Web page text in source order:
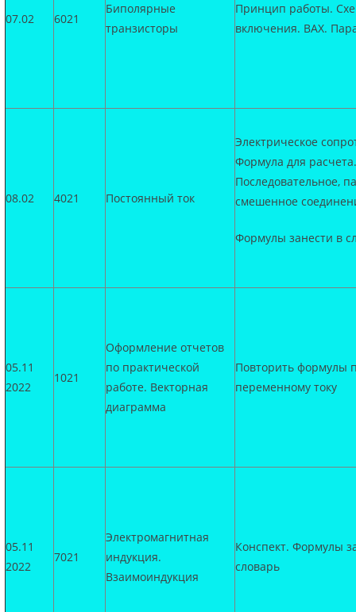
07.02 6021
Биполярные
транзисторы
Принцип работы.
включения. ВАХ.
08.02 4021 Постоянный ток
Электрическое
Формула для расчета.
Последовательное,
смешенное
Формулы занести в
05.11
2022
1021
Оформление отчетов
по практической
работе. Векторная
диаграмма
Повторить формулы
переменному току
05.11
2022
7021
Электромагнитная
индукция.
Взаимоиндукция
Конспект. Формулы
словарь